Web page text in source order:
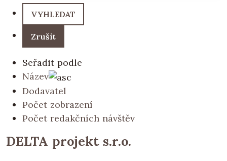
Seřadit podle
Název
Dodavatel
Počet zobrazení
Počet redakčních návštěv
DELTA projekt s.r.o.